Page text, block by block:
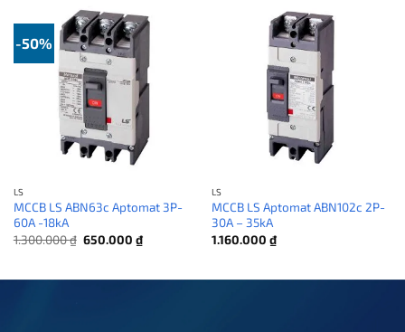
-50%
LS
MCCB LS ABN63c Aptomat 3P-
60A -18kA
1.300.000₫ Giá
gốc
650.000 ₫Giá
hiện
650.000 ₫.
LS
MCCB LS Aptomat ABN102c 2P-
30A – 35kA
1.160.000 ₫